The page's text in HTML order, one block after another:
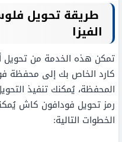
طريقة تحويل
الفيزا
تمكن هذه الخدمة من تحويل
كارد الخاص بك إلى محفظة
المحفظة، يُمكنك تنفيذ
رمز تحويل فودافون كاش
الخطوات التالية: